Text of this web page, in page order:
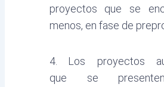
proyectos que se
menos, en fase de
4. Los proyectos
que se